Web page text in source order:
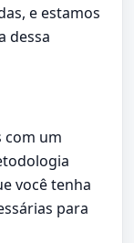
e estamos
dessa
com um
você tenha
para